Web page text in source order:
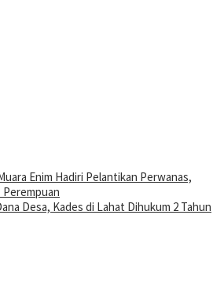
Enim Hadiri Pelantikan Perwanas,
Perempuan
Desa, Kades di Lahat Dihukum 2 Tahun